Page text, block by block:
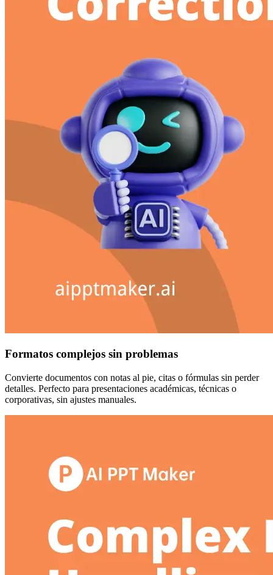
Formatos complejos sin problemas
Convierte documentos con notas al pie, citas o fórmulas sin perder
detalles. Perfecto para presentaciones académicas, técnicas o
corporativas, sin ajustes manuales.